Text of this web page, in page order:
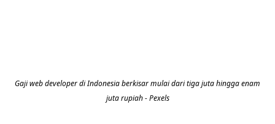
Gaji web developer di Indonesia berkisar mulai dari tiga juta hingga enam
juta rupiah - Pexels